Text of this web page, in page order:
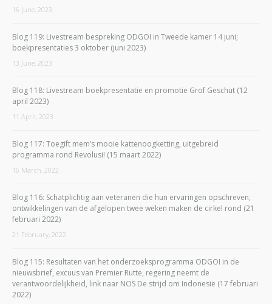
16 June, 2023
Blog 119: Livestream bespreking ODGOI in Tweede kamer 14 juni;
boekpresentaties 3 oktober (juni 2023)
13 June, 2023
Blog 118: Livestream boekpresentatie en promotie Grof Geschut (12
april 2023)
11 April, 2023
Blog 117: Toegift mem’s mooie kattenoogketting, uitgebreid
programma rond Revolusi! (15 maart 2022)
16 March, 2022
Blog 116: Schatplichtig aan veteranen die hun ervaringen opschreven,
ontwikkelingen van de afgelopen twee weken maken de cirkel rond (21
februari 2022)
21 February, 2022
Blog 115: Resultaten van het onderzoeksprogramma ODGOI in de
nieuwsbrief, excuus van Premier Rutte, regering neemt de
verantwoordelijkheid, link naar NOS De strijd om Indonesië (17 februari
2022)